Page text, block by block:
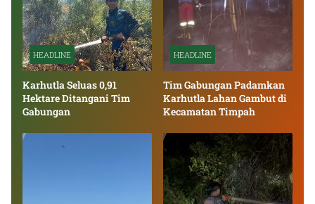
HEADLINE
Karhutla Seluas 0,91
Hektare Ditangani Tim
Gabungan
HEADLINE
Tim Gabungan Padamkan
Karhutla Lahan Gambut di
Kecamatan Timpah